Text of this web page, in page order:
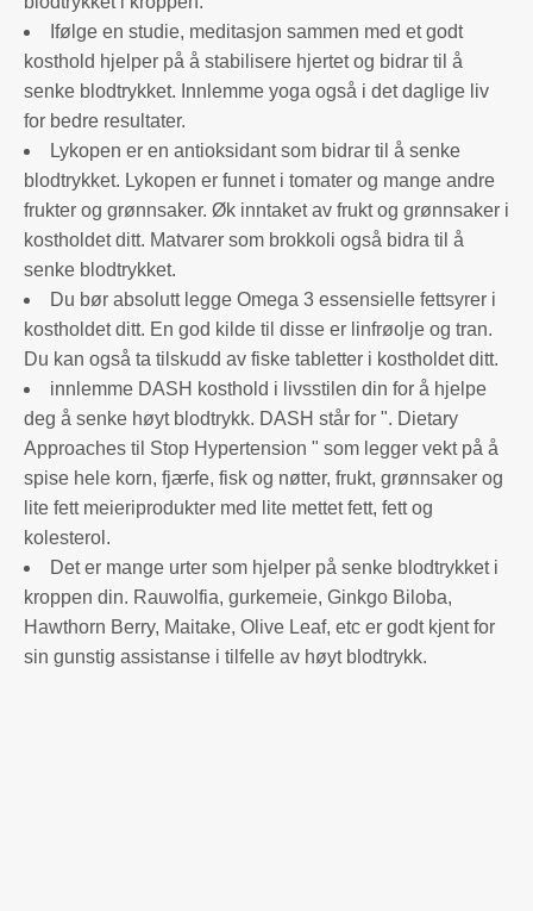
Ifølge en studie, meditasjon sammen med et godt
kosthold hjelper på å stabilisere hjertet og bidrar til å
senke blodtrykket. Innlemme yoga også i det daglige liv
for bedre resultater.
Lykopen er en antioksidant som bidrar til å senke
blodtrykket. Lykopen er funnet i tomater og mange andre
frukter og grønnsaker. Øk inntaket av frukt og grønnsaker i
kostholdet ditt. Matvarer som brokkoli også bidra til å
senke blodtrykket.
Du bør absolutt legge Omega 3 essensielle fettsyrer i
kostholdet ditt. En god kilde til disse er linfrøolje og tran.
Du kan også ta tilskudd av fiske tabletter i kostholdet ditt.
innlemme DASH kosthold i livsstilen din for å hjelpe
deg å senke høyt blodtrykk. DASH står for ". Dietary
Approaches til Stop Hypertension " som legger vekt på å
spise hele korn, fjærfe, fisk og nøtter, frukt, grønnsaker og
lite fett meieriprodukter med lite mettet fett, fett og
kolesterol.
Det er mange urter som hjelper på senke blodtrykket i
kroppen din. Rauwolfia, gurkemeie, Ginkgo Biloba,
Hawthorn Berry, Maitake, Olive Leaf, etc er godt kjent for
sin gunstig assistanse i tilfelle av høyt blodtrykk.